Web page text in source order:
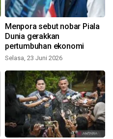
Menpora sebut nobar Piala
Dunia gerakkan
pertumbuhan ekonomi
Selasa, 23 Juni 2026